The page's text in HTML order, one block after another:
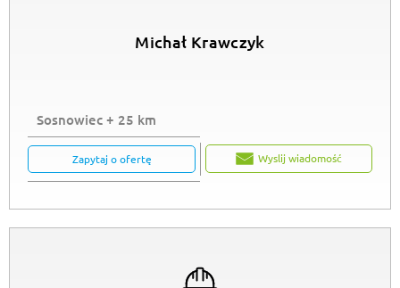
Michał Krawczyk
Sosnowiec + 25 km
Zapytaj o ofertę Wyslij wiadomość